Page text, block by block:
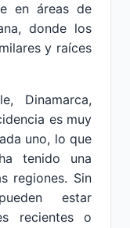
en áreas de
donde los
y raíces
Dinamarca,
es muy
uno, lo que
tenido una
regiones. Sin
estar
recientes o